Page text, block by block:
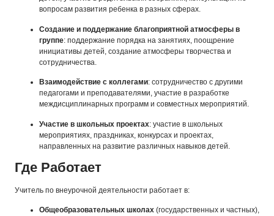
вопросам развития ребенка в разных сферах.
Создание и поддержание благоприятной атмосферы в
группе: поддержание порядка на занятиях, поощрение
инициативы детей, создание атмосферы творчества и
сотрудничества.
Взаимодействие с коллегами: сотрудничество с другими
педагогами и преподавателями, участие в разработке
междисциплинарных программ и совместных мероприятий.
Участие в школьных проектах: участие в школьных
мероприятиях, праздниках, конкурсах и проектах,
направленных на развитие различных навыков детей.
Где Работает
Учитель по внеурочной деятельности работает в:
Общеобразовательных школах (государственных и частных),